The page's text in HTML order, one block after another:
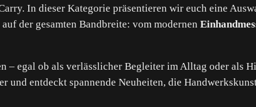
In dieser Kategorie präsentieren wir euch eine
der gesamten Bandbreite: vom modernen
– egal ob als verlässlicher Begleiter im Alltag oder als
und entdeckt spannende Neuheiten, die